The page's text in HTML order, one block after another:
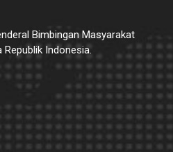
Bimbingan Masyarakat
Indonesia.